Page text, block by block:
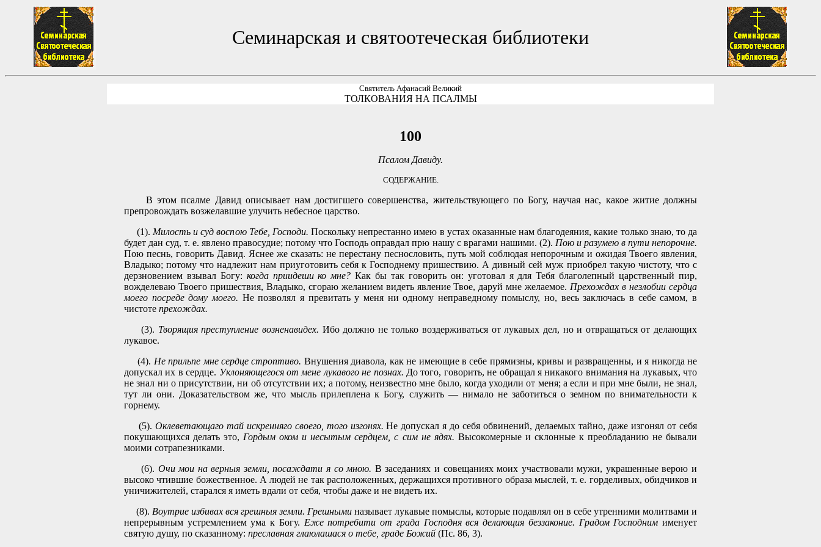
Семинарская и святоотеческая библиотеки
Святитель Афанасий Великий
ТОЛКОВАНИЯ НА ПСАЛМЫ
100
Псалом Давиду.
СОДЕРЖАНИЕ.
В этом псалме Давид описывает нам достигшего совершенства, жительствующего по Богу, научая нас, какое житие должны
препровождать возжелавшие улучить небесное царство.
(1). Милость и суд воспою Тебе, Господи. Поскольку непрестанно имею в устах оказанные нам благодеяния, какие только знаю, то да
будет дан суд, т. е. явлено правосудие; потому что Господь оправдал прю нашу с врагами нашими. (2). Пою и разумею в пути непорочне.
Пою песнь, говорить Давид. Яснее же сказать: не перестану песнословить, путь мой соблюдая непорочным и ожидая Твоего явления,
Владыко; потому что надлежит нам приуготовить себя к Господнему пришествию. А дивный сей муж приобрел такую чистоту, что с
дерзновением взывал Богу: когда приидеши ко мне? Как бы так говорить он: уготовал я для Тебя благолепный царственный пир,
вожделеваю Твоего пришествия, Владыко, сгораю желанием видеть явление Твое, даруй мне желаемое. Прехождах в незлобии сердца
моего посреде дому моего. Не позволял я превитать у меня ни одному неправедному помыслу, но, весь заключась в себе самом, в
чистоте прехождах.
(3). Творящия преступление возненавидех. Ибо должно не только воздерживаться от лукавых дел, но и отвращаться от делающих
лукавое.
(4). Не прильпе мне сердце строптиво. Внушения диавола, как не имеющие в себе прямизны, кривы и развращенны, и я никогда не
допускал их в сердце. Уклоняющегося от мене лукавого не познах. До того, говорить, не обращал я никакого внимания на лукавых, что
не знал ни о присутствии, ни об отсутствии их; а потому, неизвестно мне было, когда уходили от меня; а если и при мне были, не знал,
тут ли они. Доказательством же, что мысль прилеплена к Богу, служить — нимало не заботиться о земном по внимательности к
горнему.
(5).Оклеветающаго тай искренняго своего, того изгонях. Не допускал я до себя обвинений, делаемых тайно, даже изгонял от себя
покушающихся делать это, Гордым оком и несытым сердцем, с сим не ядях. Высокомерные и склонные к преобладанию не бывали
моими сотрапезниками.
(6). Очи мои на верныя земли, посаждати я со мною. В заседаниях и совещаниях моих участвовали мужи, украшенные верою и
высоко чтившие божественное. А людей не так расположенных, держащихся противного образа мыслей, т. е. горделивых, обидчиков и
уничижителей, старался я иметь вдали от себя, чтобы даже и не видеть их.
(8). Воутрие избивах вся грешныя земли. Грешными называет лукавые помыслы, которые подавлял он в себе утренними молитвами и
непрерывным устремлением ума к Богу. Еже потребити от града Господня вся делающия беззаконие. Градом Господним именует
святую душу, по сказанному: преславная глаюлашася о тебе, граде Божий (Пс. 86, 3).